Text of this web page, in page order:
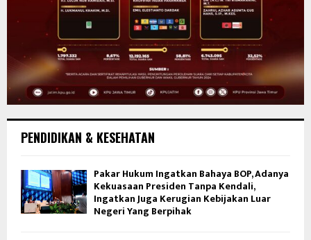
PENDIDIKAN & KESEHATAN
Pakar Hukum Ingatkan Bahaya BOP, Adanya
Kekuasaan Presiden Tanpa Kendali,
Ingatkan Juga Kerugian Kebijakan Luar
Negeri Yang Berpihak